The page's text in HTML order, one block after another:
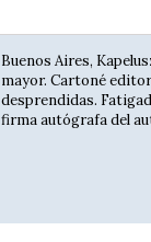
Buenos Aires,
mayor. Cartoné
desprendidas.
firma autógrafa del